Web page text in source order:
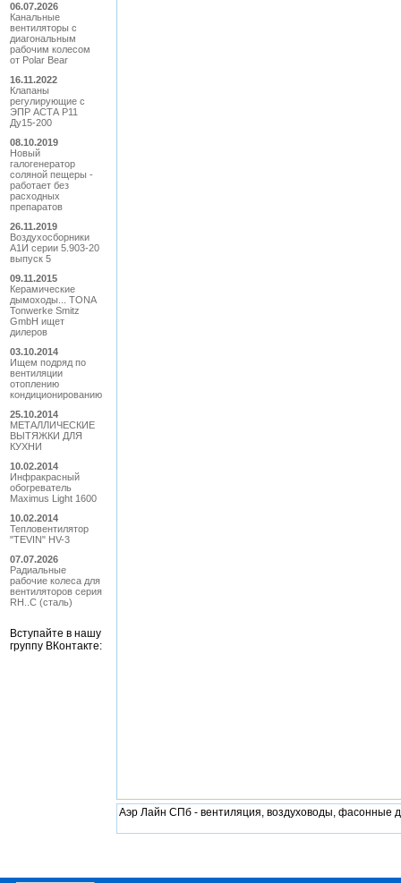
06.07.2026
Канальные
вентиляторы с
диагональным
рабочим колесом
от Polar Bear
16.11.2022
Клапаны
регулирующие с
ЭПР АСТА Р11
Ду15-200
08.10.2019
Новый
галогенератор
соляной пещеры -
работает без
расходных
препаратов
26.11.2019
Воздухосборники
А1И серии 5.903-20
выпуск 5
09.11.2015
Керамические
дымоходы... TONA
Tonwerke Smitz
GmbH ищет
дилеров
03.10.2014
Ищем подряд по
вентиляции
отоплению
кондиционированию
25.10.2014
МЕТАЛЛИЧЕСКИЕ
ВЫТЯЖКИ ДЛЯ
КУХНИ
10.02.2014
Инфракрасный
обогреватель
Maximus Light 1600
10.02.2014
Тепловентилятор
"TEVIN" HV-3
07.07.2026
Радиальные
рабочие колеса для
вентиляторов серия
RH..C (сталь)
Вступайте в нашу
группу ВКонтакте:
Аэр Лайн СПб - вентиляция, воздуховоды, фасонные